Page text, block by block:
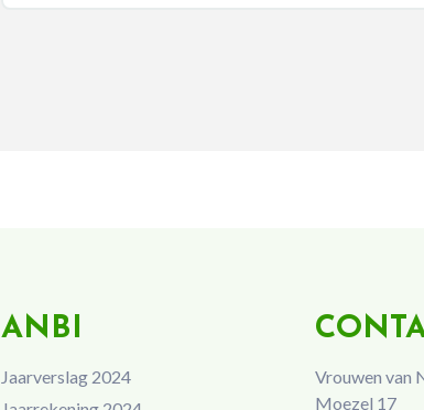
ANBI
Jaarverslag 2024
Vrouwen van
Moezel 17